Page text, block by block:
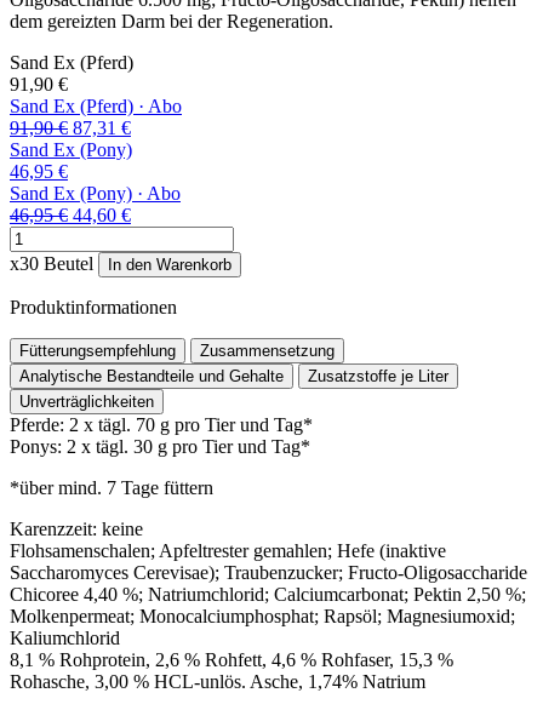
dem gereizten Darm bei der Regeneration.
Sand Ex (Pferd)
91,90 €
Sand Ex (Pferd) · Abo
91,90€ Ursprünglicher
Preis
91,90 €
87,31 €Aktueller
Preis
87,31 €.
Sand Ex (Pony)
46,95 €
Sand Ex (Pony) · Abo
46,95€ Ursprünglicher
war:
46,95 €
44,60 €Aktueller
ist:
44,60 €.
Sand
Ex
Menge
x30 Beutel In den Warenkorb
Produktinformationen
Fütterungsempfehlung
Zusammensetzung
Analytische Bestandteile und Gehalte
Zusatzstoffe je Liter
Unverträglichkeiten
Pferde: 2 x tägl. 70 g pro Tier und Tag*
Ponys: 2 x tägl. 30 g pro Tier und Tag*
*über mind. 7 Tage füttern
Karenzzeit: keine
Flohsamenschalen; Apfeltrester gemahlen; Hefe (inaktive
Saccharomyces Cerevisae); Traubenzucker; Fructo-Oligosaccharide
Chicoree 4,40 %; Natriumchlorid; Calciumcarbonat; Pektin 2,50 %;
Molkenpermeat; Monocalciumphosphat; Rapsöl; Magnesiumoxid;
Kaliumchlorid
8,1 % Rohprotein, 2,6 % Rohfett, 4,6 % Rohfaser, 15,3 %
Rohasche, 3,00 % HCL-unlös. Asche, 1,74% Natrium